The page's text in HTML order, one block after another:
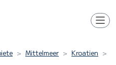
Mittelmeer Kroatien